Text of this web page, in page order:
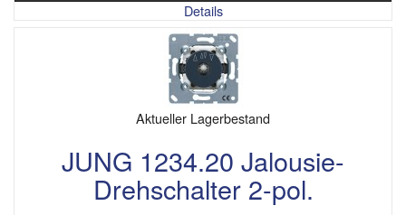
Details
Aktueller Lagerbestand
JUNG 1234.20 Jalousie-
Drehschalter 2-pol.